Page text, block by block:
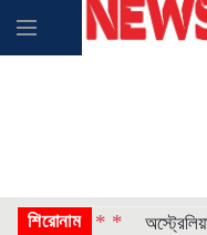
শিরোনাম
* * * * অস্ট্রেলিয়ার